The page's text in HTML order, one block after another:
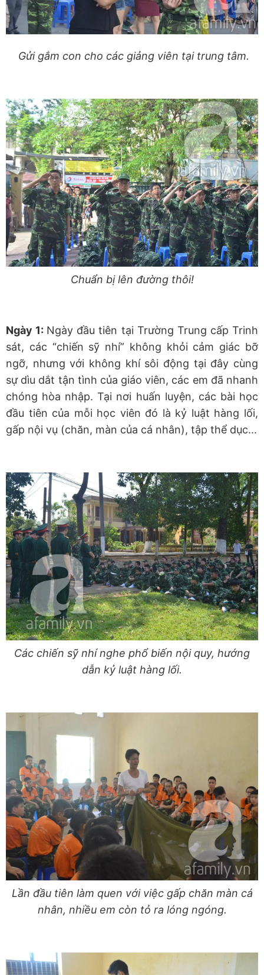
Gửi gắm con cho các giảng viên tại trung tâm.
Chuẩn bị lên đường thôi!
Ngày 1: Ngày đầu tiên tại Trường Trung cấp Trinh
sát, các “chiến sỹ nhí” không khỏi cảm giác bỡ
ngỡ, nhưng với không khí sôi động tại đây cùng
sự dìu dắt tận tình của giáo viên, các em đã nhanh
chóng hòa nhập. Tại nơi huấn luyện, các bài học
đầu tiên của mỗi học viên đó là kỷ luật hàng lối,
gấp nội vụ (chăn, màn của cá nhân), tập thể dục...
Các chiến sỹ nhí nghe phổ biến nội quy, hướng
dẫn kỷ luật hàng lối.
Lần đầu tiên làm quen với việc gấp chăn màn cá
nhân, nhiều em còn tỏ ra lóng ngóng.